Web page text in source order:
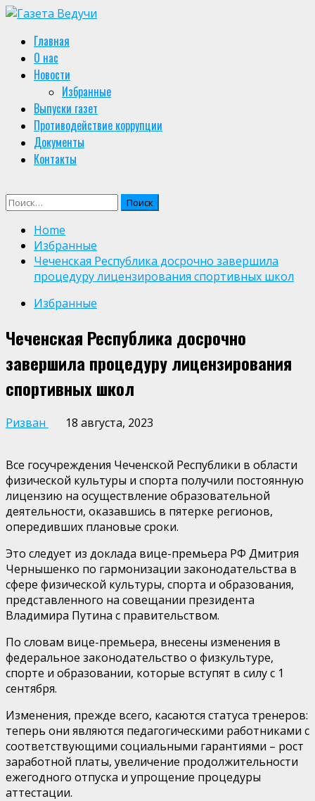
Skip
content
Primary
Menu
Главная
О нас
Новости
Избранные
Выпуски газет
Противодействие коррупции
Документы
Контакты
Найти:
Home
Избранные
Чеченская Республика досрочно завершила
процедуру лицензирования спортивных школ
Избранные
Чеченская Республика досрочно
завершила процедуру лицензирования
спортивных школ
Ризван 18 августа, 2023
Все госучреждения Чеченской Республики в области
физической культуры и спорта получили постоянную
лицензию на осуществление образовательной
деятельности, оказавшись в пятерке регионов,
опередивших плановые сроки.
Это следует из доклада вице-премьера РФ Дмитрия
Чернышенко по гармонизации законодательства в
сфере физической культуры, спорта и образования,
представленного на совещании президента
Владимира Путина с правительством.
По словам вице-премьера, внесены изменения в
федеральное законодательство о физкультуре,
спорте и образовании, которые вступят в силу с 1
сентября.
Изменения, прежде всего, касаются статуса тренеров:
теперь они являются педагогическими работниками с
соответствующими социальными гарантиями – рост
заработной платы, увеличение продолжительности
ежегодного отпуска и упрощение процедуры
аттестации.